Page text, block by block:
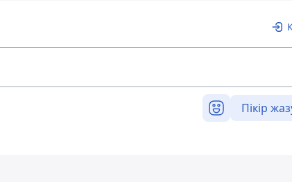
Пікір